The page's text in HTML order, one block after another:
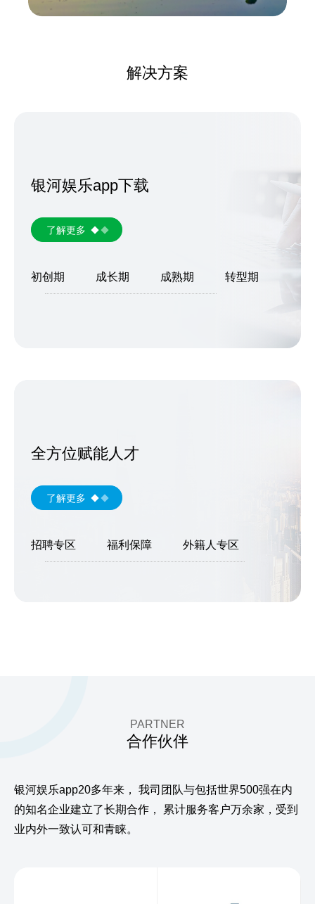
解决方案
银河娱乐app下载
了解更多
初创期 成长期 成熟期 转型期
全方位赋能人才
了解更多
招聘专区 福利保障 外籍人专区
PARTNER
合作伙伴
银河娱乐app20多年来，
我司团队与包括世界500强在内
的知名企业建立了长期合作，
累计服务客户万余家，受到
业内外一致认可和青睐。